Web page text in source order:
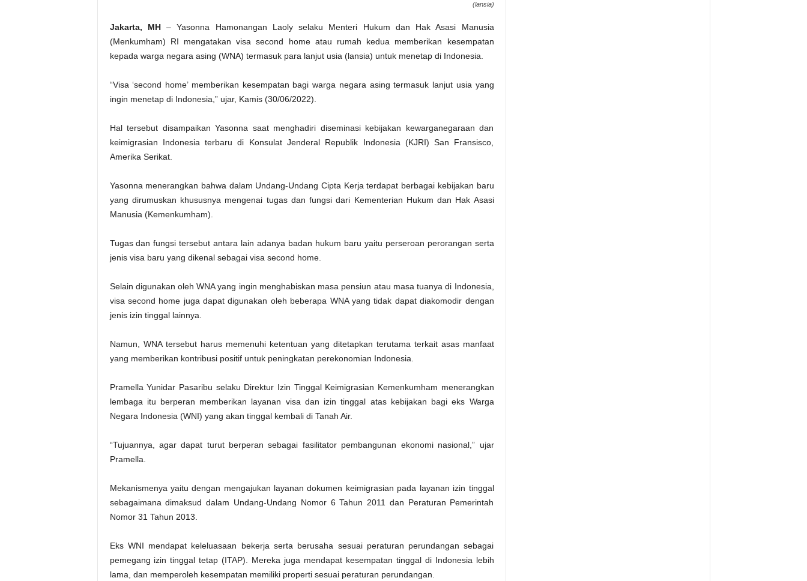
(lansia)
Jakarta, MH– Yasonna Hamonangan Laoly selaku Menteri Hukum dan Hak Asasi Manusia
(Menkumham) RI mengatakan visa second home atau rumah kedua memberikan kesempatan
kepada warga negara asing (WNA) termasuk para lanjut usia (lansia) untuk menetap di Indonesia.
“Visa ‘second home’ memberikan kesempatan bagi warga negara asing termasuk lanjut usia yang
ingin menetap di Indonesia,” ujar, Kamis (30/06/2022).
Hal tersebut disampaikan Yasonna saat menghadiri diseminasi kebijakan kewarganegaraan dan
keimigrasian Indonesia terbaru di Konsulat Jenderal Republik Indonesia (KJRI) San Fransisco,
Amerika Serikat.
Yasonna menerangkan bahwa dalam Undang-Undang Cipta Kerja terdapat berbagai kebijakan baru
yang dirumuskan khususnya mengenai tugas dan fungsi dari Kementerian Hukum dan Hak Asasi
Manusia (Kemenkumham).
Tugas dan fungsi tersebut antara lain adanya badan hukum baru yaitu perseroan perorangan serta
jenis visa baru yang dikenal sebagai visa second home.
Selain digunakan oleh WNA yang ingin menghabiskan masa pensiun atau masa tuanya di Indonesia,
visa second home juga dapat digunakan oleh beberapa WNA yang tidak dapat diakomodir dengan
jenis izin tinggal lainnya.
Namun, WNA tersebut harus memenuhi ketentuan yang ditetapkan terutama terkait asas manfaat
yang memberikan kontribusi positif untuk peningkatan perekonomian Indonesia.
Pramella Yunidar Pasaribu selaku Direktur Izin Tinggal Keimigrasian Kemenkumham menerangkan
lembaga itu berperan memberikan layanan visa dan izin tinggal atas kebijakan bagi eks Warga
Negara Indonesia (WNI) yang akan tinggal kembali di Tanah Air.
“Tujuannya, agar dapat turut berperan sebagai fasilitator pembangunan ekonomi nasional,” ujar
Pramella.
Mekanismenya yaitu dengan mengajukan layanan dokumen keimigrasian pada layanan izin tinggal
sebagaimana dimaksud dalam Undang-Undang Nomor 6 Tahun 2011 dan Peraturan Pemerintah
Nomor 31 Tahun 2013.
Eks WNI mendapat keleluasaan bekerja serta berusaha sesuai peraturan perundangan sebagai
pemegang izin tinggal tetap (ITAP). Mereka juga mendapat kesempatan tinggal di Indonesia lebih
lama, dan memperoleh kesempatan memiliki properti sesuai peraturan perundangan.